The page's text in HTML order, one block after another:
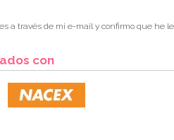
través de mi e-mail y confirmo que he
con